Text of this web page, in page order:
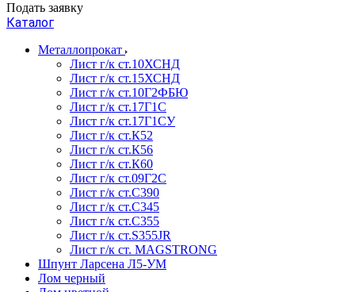
Подать заявку
Каталог
Металлопрокат
Лист г/к ст.10ХСНД
Лист г/к ст.15ХСНД
Лист г/к ст.10Г2ФБЮ
Лист г/к ст.17Г1С
Лист г/к ст.17Г1СУ
Лист г/к ст.К52
Лист г/к ст.К56
Лист г/к ст.К60
Лист г/к ст.09Г2С
Лист г/к ст.C390
Лист г/к ст.C345
Лист г/к ст.C355
Лист г/к ст.S355JR
Лист г/к ст. MAGSTRONG
Шпунт Ларсена Л5-УМ
Лом черный